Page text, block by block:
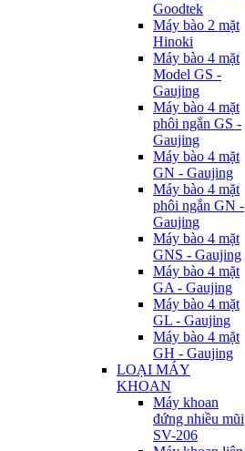
Goodtek
Máy bào 2 mặt
Hinoki
Máy bào 4 mặt
Model GS -
Gaujing
Máy bào 4 mặt
phôi ngắn GS -
Gaujing
Máy bào 4 mặt
GN - Gaujing
Máy bào 4 mặt
phôi ngắn GN -
Gaujing
Máy bào 4 mặt
GNS - Gaujing
Máy bào 4 mặt
GA - Gaujing
Máy bào 4 mặt
GL - Gaujing
Máy bào 4 mặt
GH - Gaujing
LOẠI MÁY
KHOAN
Máy khoan
đứng nhiều mũi
SV-206